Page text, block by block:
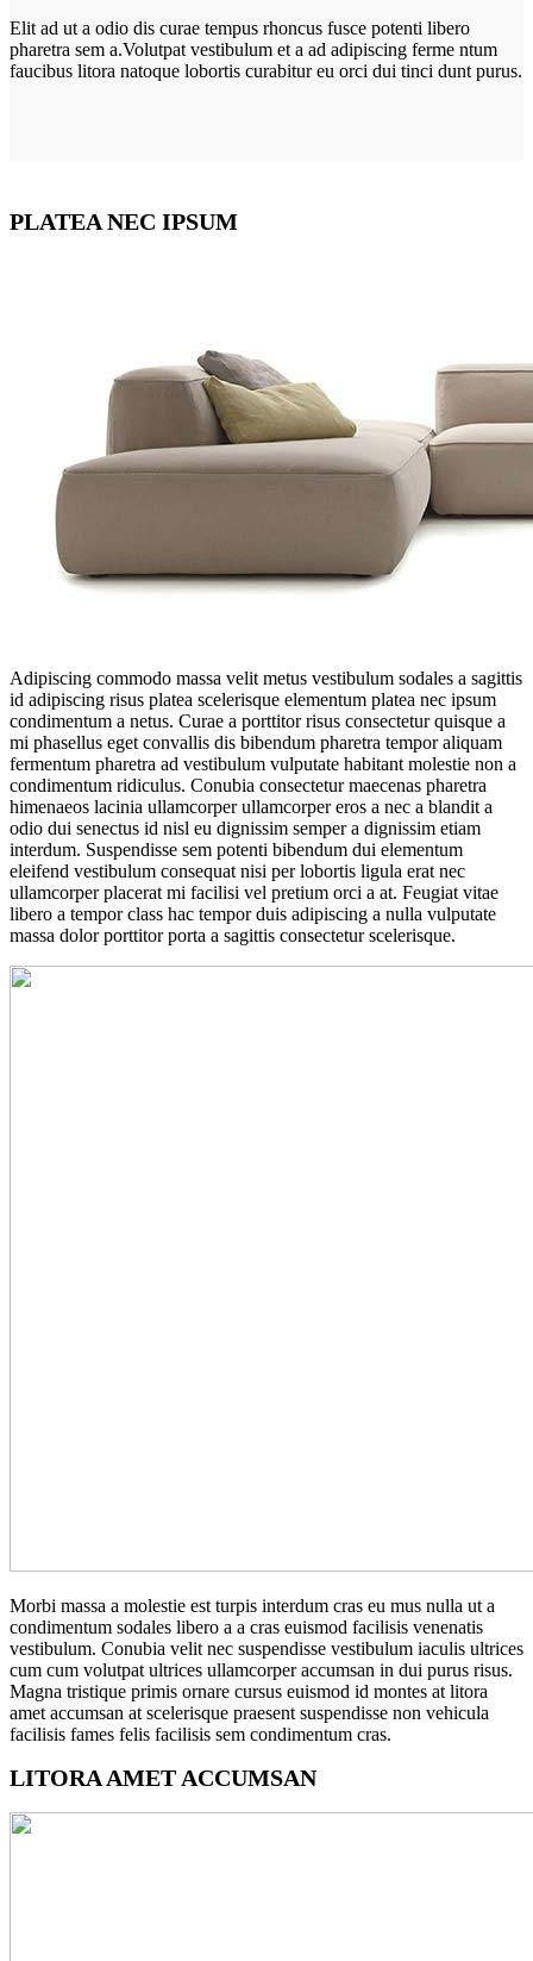
Elit ad ut a odio dis curae tempus rhoncus fusce potenti libero
pharetra sem a.Volutpat vestibulum et a ad adipiscing ferme ntum
faucibus litora natoque lobortis curabitur eu orci dui tinci dunt purus.
PLATEA NEC IPSUM
Adipiscing commodo massa velit metus vestibulum sodales a sagittis
id adipiscing risus platea scelerisque elementum platea nec ipsum
condimentum a netus. Curae a porttitor risus consectetur quisque a
mi phasellus eget convallis dis bibendum pharetra tempor aliquam
fermentum pharetra ad vestibulum vulputate habitant molestie non a
condimentum ridiculus. Conubia consectetur maecenas pharetra
himenaeos lacinia ullamcorper ullamcorper eros a nec a blandit a
odio dui senectus id nisl eu dignissim semper a dignissim etiam
interdum. Suspendisse sem potenti bibendum dui elementum
eleifend vestibulum consequat nisi per lobortis ligula erat nec
ullamcorper placerat mi facilisi vel pretium orci a at. Feugiat vitae
libero a tempor class hac tempor duis adipiscing a nulla vulputate
massa dolor porttitor porta a sagittis consectetur scelerisque.
Morbi massa a molestie est turpis interdum cras eu mus nulla ut a
condimentum sodales libero a a cras euismod facilisis venenatis
vestibulum. Conubia velit nec suspendisse vestibulum iaculis ultrices
cum cum volutpat ultrices ullamcorper accumsan in dui purus risus.
Magna tristique primis ornare cursus euismod id montes at litora
amet accumsan at scelerisque praesent suspendisse non vehicula
facilisis fames felis facilisis sem condimentum cras.
LITORA AMET ACCUMSAN